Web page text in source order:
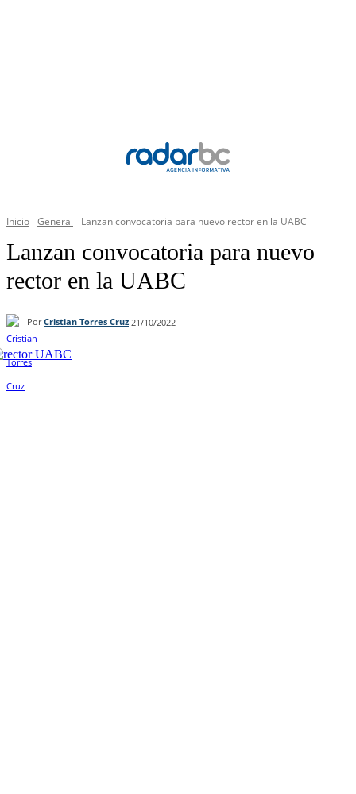
Inicio General Lanzan convocatoria para nuevo rector en la UABC
Lanzan convocatoria para nuevo
rector en la UABC
Por Cristian Torres Cruz 21/10/2022